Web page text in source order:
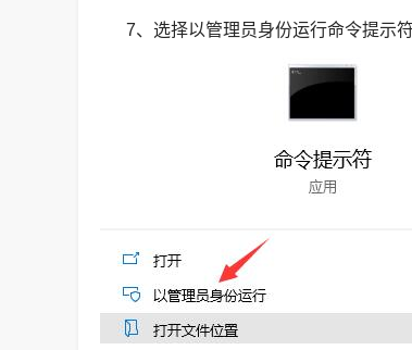
7、选择以管理员身份运行命令提示符